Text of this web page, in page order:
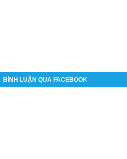
BÌNH LUẬN QUA FACEBOOK